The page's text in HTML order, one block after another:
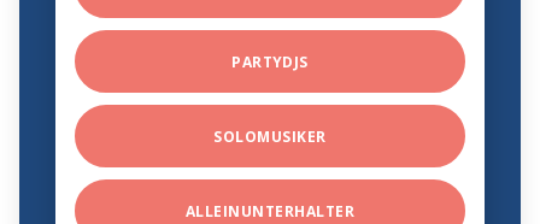
PARTYDJS
SOLOMUSIKER
ALLEINUNTERHALTER